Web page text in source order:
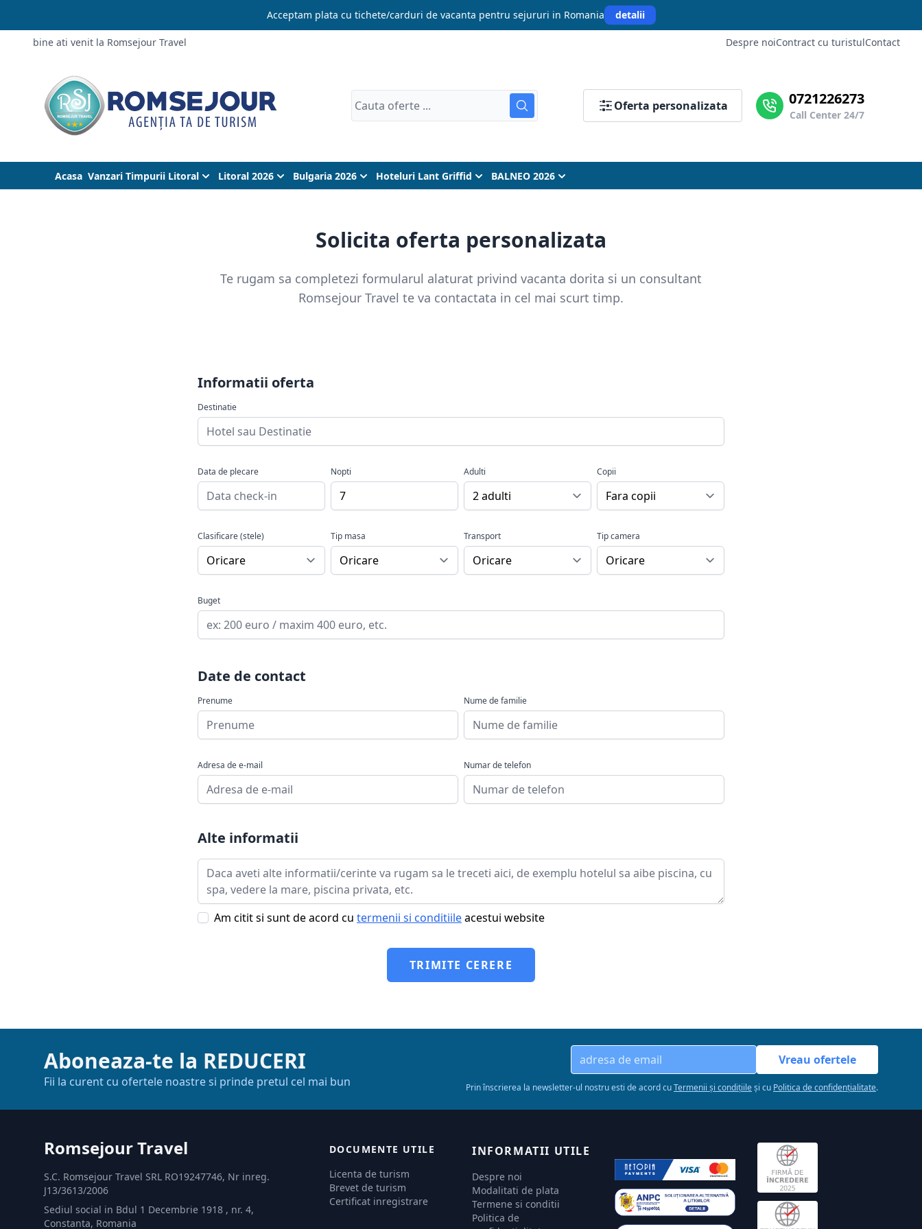
Acceptam plata cu tichete/carduri de vacanta pentru sejururi in Romania detalii
bine ati venit la Romsejour Travel Despre noiContract cu turistulContact
Oferta personalizata 0721226273
Call Center 24/7
Acasa Vanzari Timpurii Litoral Litoral 2026 Bulgaria 2026 Hoteluri Lant Griffid BALNEO 2026
Solicita oferta personalizata
Te rugam sa completezi formularul alaturat privind vacanta dorita si un consultant
Romsejour Travel te va contactata in cel mai scurt timp.
Informatii oferta
Destinatie
Data de plecare Nopti Adulti Copii
Clasificare (stele) Tip masa Transport Tip camera
Buget
Date de contact
Prenume Nume de familie
Adresa de e-mail Numar de telefon
Alte informatii
Am citit si sunt de acord cu termenii si conditiileacestui website
TRIMITE CERERE
Aboneaza-te la REDUCERI
Fii la curent cu ofertele noastre si prinde pretul cel mai bun
Vreau ofertele
Prin înscrierea la newsletter-ul nostru esti de acord cuTermenii și condițiileși cu Politica de confidențialitate.
Romsejour Travel
S.C. Romsejour Travel SRL RO19247746, Nr inreg.
J13/3613/2006
Sediul social in Bdul 1 Decembrie 1918 , nr. 4,
Constanta, Romania
DOCUMENTE UTILE
Licenta de turism
Brevet de turism
Certificat inregistrare
INFORMATII UTILE
Despre noi
Modalitati de plata
Termene si conditii
Politica de